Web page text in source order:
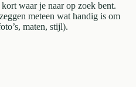
waar je naar op zoek bent.
meteen wat handig is om
maten, stijl).